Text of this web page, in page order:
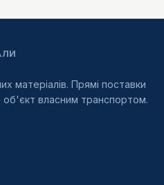
матеріалів. Прямі поставки
об'єкт власним транспортом.